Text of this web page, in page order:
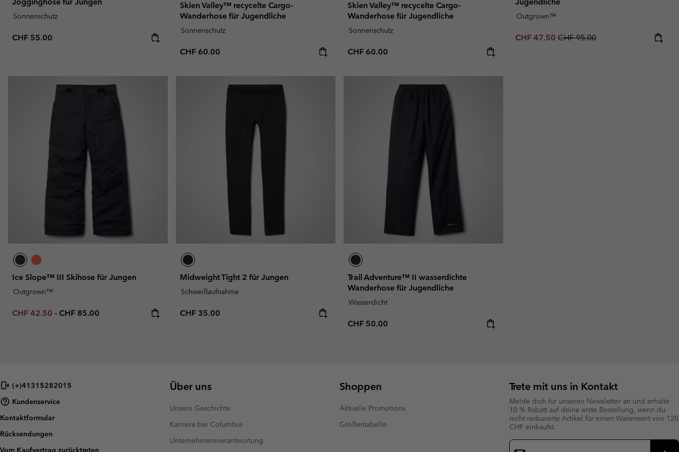
Jogginghose für Jungen
Sonnenschutz
Regular price:
CHF 55.00
Skien Valley™ recycelte Cargo-
Wanderhose für Jugendliche
Sonnenschutz
Regular price:
CHF 60.00
Skien Valley™ recycelte Cargo-
Wanderhose für Jugendliche
Sonnenschutz
Regular price:
CHF 60.00
Jugendliche
Outgrown™
Sale price:
CHF 47.50 Regular price:
CHF 95.00
Ice Slope™ III Skihose für Jungen
Outgrown™
Minimum sale price:
CHF 42.50 - Maximum price:
CHF 85.00
Midweight Tight 2 für Jungen
Schweißaufnahme
Regular price:
CHF 35.00
Trail Adventure™ II wasserdichte
Wanderhose für Jugendliche
Wasserdicht
Regular price:
CHF 50.00
(+)41315282015
Kundenservice
Kontaktformular
Rücksendungen
Vom Kaufvertrag zurücktreten
Über uns
Unsere Geschichte
Karriere bei Columbia
Unternehmensverantwortung
Shoppen
Aktuelle Promotions
Größentabelle
Trete mit uns in Kontakt
Melde dich für unseren Newsletter an und erhalte
10 % Rabatt auf deine erste Bestellung, wenn du
nicht reduzierte Artikel für einen Warenwert von 120
CHF einkaufst.
Newsletter-